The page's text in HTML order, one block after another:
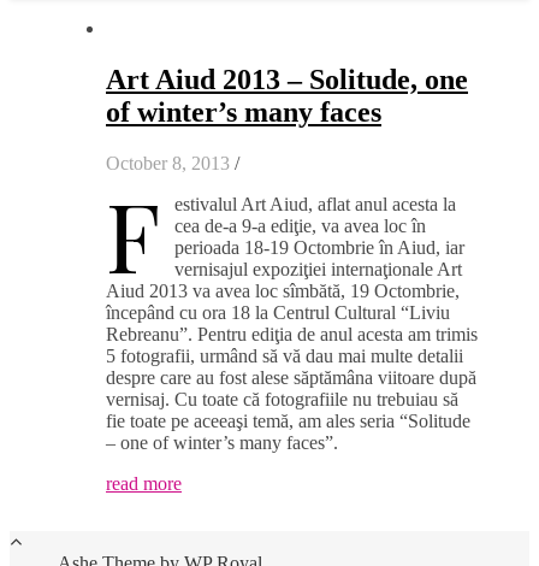
Art Aiud 2013 – Solitude, one
of winter’s many faces
October 8, 2013 /
F
estivalul Art Aiud, aflat anul acesta la
cea de-a 9-a ediţie, va avea loc în
perioada 18-19 Octombrie în Aiud, iar
vernisajul expoziţiei internaţionale Art
Aiud 2013 va avea loc sîmbătă, 19 Octombrie,
începând cu ora 18 la Centrul Cultural “Liviu
Rebreanu”. Pentru ediţia de anul acesta am trimis
5 fotografii, urmând să vă dau mai multe detalii
despre care au fost alese săptămâna viitoare după
vernisaj. Cu toate că fotografiile nu trebuiau să
fie toate pe aceeaşi temă, am ales seria “Solitude
– one of winter’s many faces”.
read more